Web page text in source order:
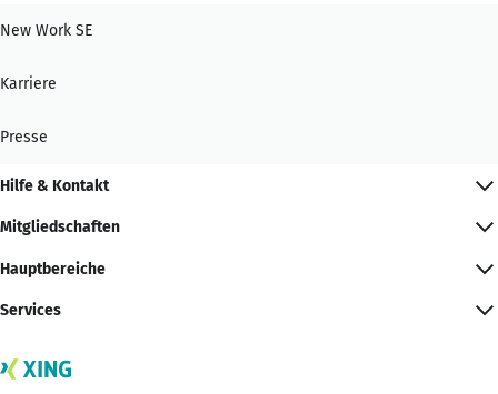
New Work SE
Karriere
Presse
Hilfe & Kontakt
Mitgliedschaften
Hauptbereiche
Services